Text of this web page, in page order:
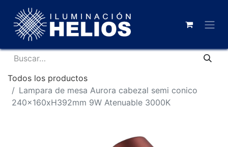
Todos los productos
Lampara de mesa Aurora cabezal semi conico
240x160xH392mm 9W Atenuable 3000K